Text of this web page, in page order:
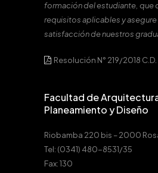
formación del estudiante, que
requisitos aplicables y asegure
satisfacción de nuestros
Resolución N° 219/2018 C.D.
Facultad de
Planeamiento y Diseño
Riobamba 220 bis – 2000
Tel: (0341) 480-8531/35
Fax: 130